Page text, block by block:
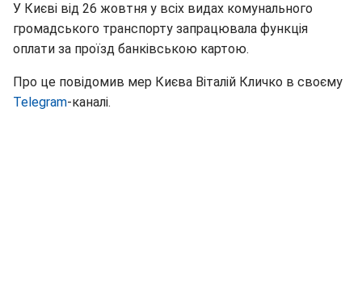
У Києві від 26 жовтня у всіх видах комунального
громадського транспорту запрацювала функція
оплати за проїзд банківською картою.
Про це повідомив мер Києва Віталій Кличко в своєму
Telegram-каналі.